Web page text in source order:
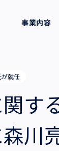
事業内容
業務支援
就任
す
川